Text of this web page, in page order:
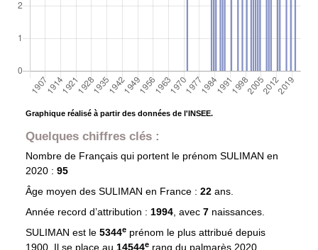
Graphique réalisé à partir des données de l'INSEE.
Quelques chiffres clés :
Nombre de Français qui portent le prénom SULIMAN en
2020 : 95
Âge moyen des SULIMAN en France : 22 ans.
Année record d’attribution : 1994, avec 7 naissances.
SULIMAN est le 5344eprénom le plus attribué depuis
1900. Il se place au 14544e rang du palmarès 2020.